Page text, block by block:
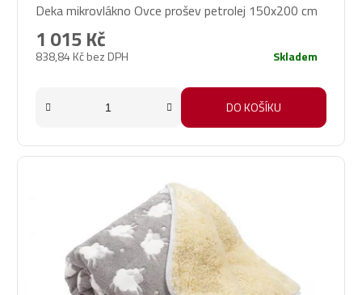
hodnocení
produktu
je
Deka mikrovlákno Ovce prošev petrolej 150x200 cm
838,84 Kč bez DPH
1 015 Kč
Skladem
DO KOŠÍKU